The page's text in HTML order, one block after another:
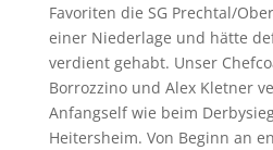
Favoriten die SG Prechtal/
einer Niederlage und hätte
verdient gehabt. Unser
Borrozzino und Alex Kletner
Anfangself wie beim
Heitersheim. Von Beginn an